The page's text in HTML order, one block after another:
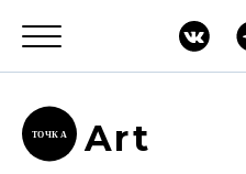
ТОЧК А Art